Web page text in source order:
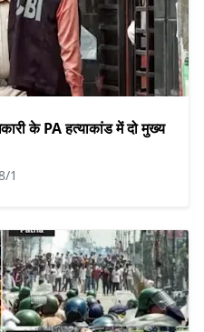
के PA हत्याकांड में दो मुख्य
1